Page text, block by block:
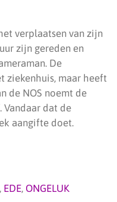
verplaatsen van zijn
zijn gereden en
De
ziekenhuis, maar heeft
de NOS noemt de
Vandaar dat de
aangifte doet.
, EDE, ONGELUK